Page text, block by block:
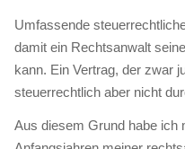
Umfassende
damit ein Rechtsanwalt
kann. Ein Vertrag, der zwar
steuerrechtlich aber nicht
Aus diesem Grund habe ich